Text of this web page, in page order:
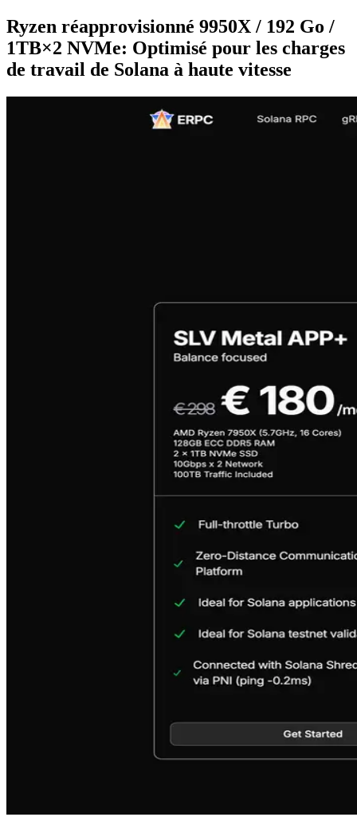
Ryzen réapprovisionné 9950X / 192 Go /
1TB×2 NVMe: Optimisé pour les charges
de travail de Solana à haute vitesse